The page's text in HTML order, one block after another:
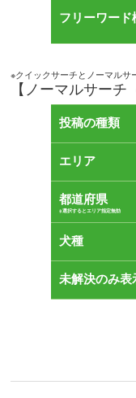
フリーワード
※クイックサーチとノーマル
【ノーマルサーチ
投稿の種類
エリア
都道府県
※選択するとエリア指定無効
犬種
未解決のみ表